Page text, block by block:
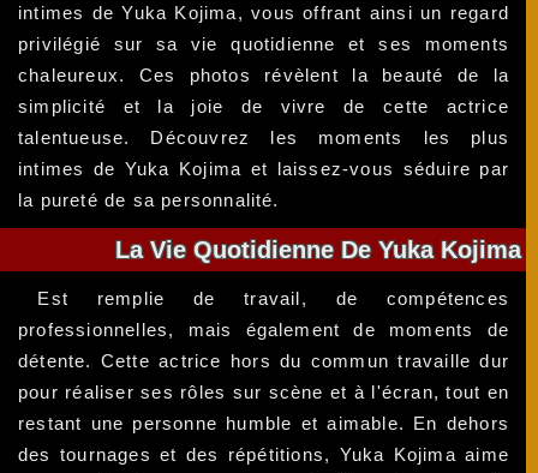
intimes de Yuka Kojima, vous offrant ainsi un regard
privilégié sur sa vie quotidienne et ses moments
chaleureux. Ces photos révèlent la beauté de la
simplicité et la joie de vivre de cette actrice
talentueuse. Découvrez les moments les plus
intimes de Yuka Kojima et laissez-vous séduire par
la pureté de sa personnalité.
La Vie Quotidienne De Yuka Kojima
Est remplie de travail, de compétences
professionnelles, mais également de moments de
détente. Cette actrice hors du commun travaille dur
pour réaliser ses rôles sur scène et à l'écran, tout en
restant une personne humble et aimable. En dehors
des tournages et des répétitions, Yuka Kojima aime